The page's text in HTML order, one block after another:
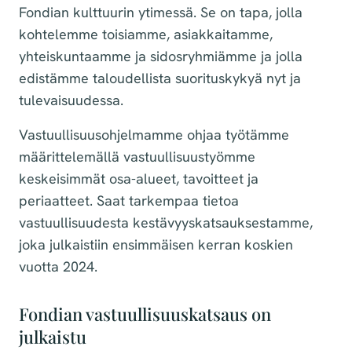
Fondian kulttuurin ytimessä. Se on tapa, jolla
kohtelemme toisiamme, asiakkaitamme,
yhteiskuntaamme ja sidosryhmiämme ja jolla
edistämme taloudellista suorituskykyä nyt ja
tulevaisuudessa.
Vastuullisuusohjelmamme ohjaa työtämme
määrittelemällä vastuullisuustyömme
keskeisimmät osa-alueet, tavoitteet ja
periaatteet. Saat tarkempaa tietoa
vastuullisuudesta kestävyyskatsauksestamme,
joka julkaistiin ensimmäisen kerran koskien
vuotta 2024.
Fondian vastuullisuuskatsaus on
julkaistu